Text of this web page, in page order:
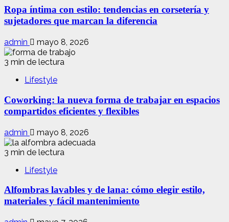
Ropa íntima con estilo: tendencias en corsetería y
sujetadores que marcan la diferencia
admin mayo 8, 2026
3 min de lectura
Lifestyle
Coworking: la nueva forma de trabajar en espacios
compartidos eficientes y flexibles
admin mayo 8, 2026
3 min de lectura
Lifestyle
Alfombras lavables y de lana: cómo elegir estilo,
materiales y fácil mantenimiento